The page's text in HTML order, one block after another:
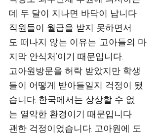
데 두 달이 지나면 바닥이 납니다.
직원들이 월급을 받지 못하면서
도 떠나지 않는 이유는 ‘고아들의 마
지막 안식처’이기 때문입니다.
고아원방문을 허락 받았지만 학생
들이 어떻게 받아들일지 걱정이 됐
습니다. 한국에서는 상상할 수 없
는 열악한 환경이기 때문입니다.
괜한 걱정이었습니다. 고아원에 도